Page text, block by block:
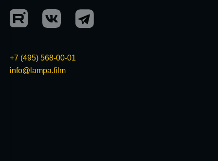
+7 (495) 568-00-01
info@lampa.film